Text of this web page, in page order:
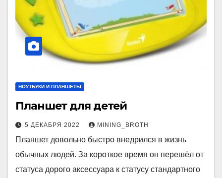
НОУТБУКИ И ПЛАНШЕТЫ
Планшет для детей
5 ДЕКАБРЯ 2022 MINING_BROTH
Планшет довольно быстро внедрился в жизнь
обычных людей. За короткое время он перешёл от
статуса дорого аксессуара к статусу стандартного